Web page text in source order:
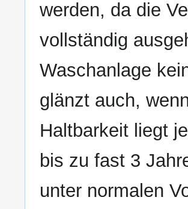
werden, da die
vollständig
Waschanlage
glänzt auch,
Haltbarkeit liegt
bis zu fast 3
unter normalen